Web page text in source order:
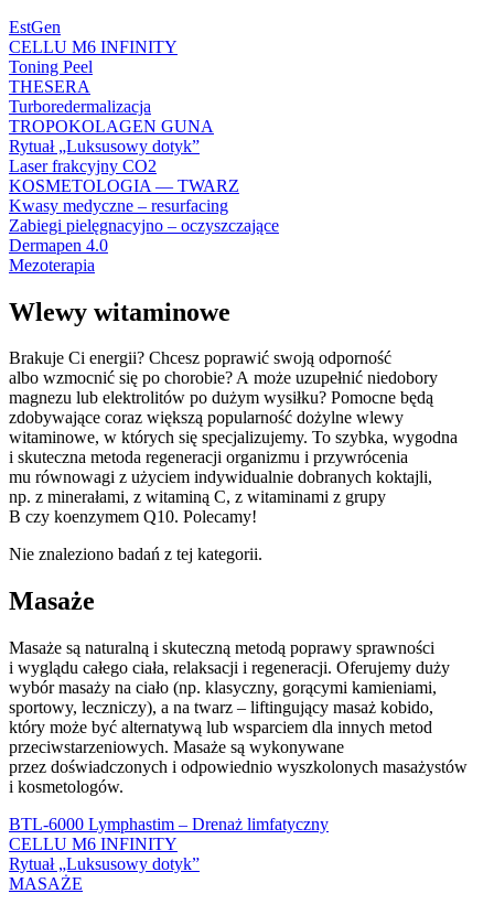
EstGen
CELLU M6 INFINITY
Toning Peel
THESERA
Turboredermalizacja
TROPOKOLAGEN GUNA
Rytuał „Luksusowy dotyk”
Laser frakcyjny CO2
KOSMETOLOGIA — TWARZ
Kwasy medyczne – resurfacing
Zabiegi pielęgnacyjno – oczyszczające
Dermapen 4.0
Mezoterapia
Wlewy witaminowe
Brakuje Ci energii? Chcesz poprawić swoją odporność
albo wzmocnić się po chorobie? A może uzupełnić niedobory
magnezu lub elektrolitów po dużym wysiłku? Pomocne będą
zdobywające coraz większą popularność dożylne wlewy
witaminowe, w których się specjalizujemy. To szybka, wygodna
i skuteczna metoda regeneracji organizmu i przywrócenia
mu równowagi z użyciem indywidualnie dobranych koktajli,
np. z minerałami, z witaminą C, z witaminami z grupy
B czy koenzymem Q10. Polecamy!
Nie znaleziono badań z tej kategorii.
Masaże
Masaże są naturalną i skuteczną metodą poprawy sprawności
i wyglądu całego ciała, relaksacji i regeneracji. Oferujemy duży
wybór masaży na ciało (np. klasyczny, gorącymi kamieniami,
sportowy, leczniczy), a na twarz – liftingujący masaż kobido,
który może być alternatywą lub wsparciem dla innych metod
przeciwstarzeniowych. Masaże są wykonywane
przez doświadczonych i odpowiednio wyszkolonych masażystów
i kosmetologów.
BTL-6000 Lymphastim – Drenaż limfatyczny
CELLU M6 INFINITY
Rytuał „Luksusowy dotyk”
MASAŻE